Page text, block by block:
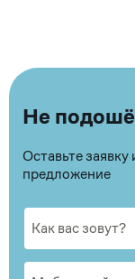
Не
Оставьте
предложение